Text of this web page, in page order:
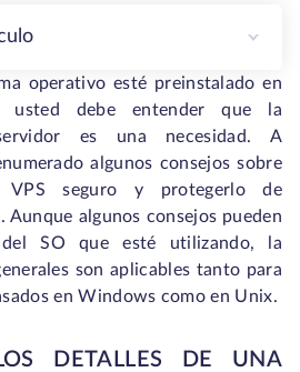
operativo esté preinstalado en
usted debe entender que la
es una necesidad. A
algunos consejos sobre
VPS seguro y protegerlo de
Aunque algunos consejos pueden
SO que esté utilizando, la
son aplicables tanto para
en Windows como en Unix.
DETALLES DE UNA